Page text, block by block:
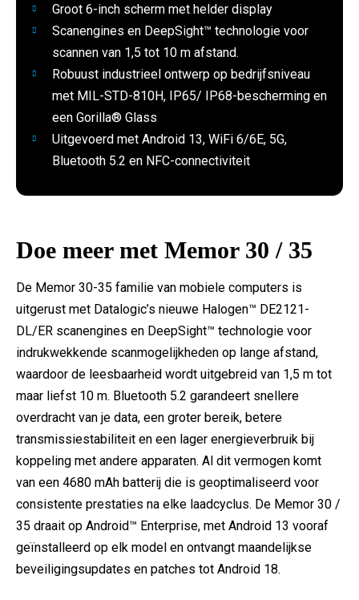
Groot 6-inch scherm met helder display
Scanengines en DeepSight™ technologie voor
scannen van 1,5 tot 10 m afstand.
Robuust industrieel ontwerp op bedrijfsniveau
met MIL-STD-810H, IP65/ IP68-bescherming en
een Gorilla® Glass
Uitgevoerd met Android 13, WiFi 6/6E, 5G,
Bluetooth 5.2 en NFC-connectiviteit
Doe meer met Memor 30 / 35
De Memor 30-35 familie van mobiele computers is
uitgerust met Datalogic’s nieuwe Halogen™ DE2121-
DL/ER scanengines en DeepSight™ technologie voor
indrukwekkende scanmogelijkheden op lange afstand,
waardoor de leesbaarheid wordt uitgebreid van 1,5 m tot
maar liefst 10 m. Bluetooth 5.2 garandeert snellere
overdracht van je data, een groter bereik, betere
transmissiestabiliteit en een lager energieverbruik bij
koppeling met andere apparaten. Al dit vermogen komt
van een 4680 mAh batterij die is geoptimaliseerd voor
consistente prestaties na elke laadcyclus. De Memor 30 /
35 draait op Android™ Enterprise, met Android 13 vooraf
geïnstalleerd op elk model en ontvangt maandelijkse
beveiligingsupdates en patches tot Android 18.